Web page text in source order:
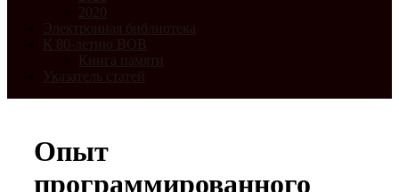
2020
Электронная библиотека
К 80-летию ВОВ
Книга памяти
Указатель статей
Опыт
программированного